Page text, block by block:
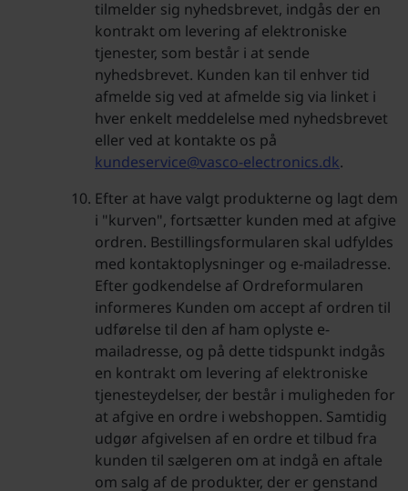
tilmelder sig nyhedsbrevet, indgås der en
kontrakt om levering af elektroniske
tjenester, som består i at sende
nyhedsbrevet. Kunden kan til enhver tid
afmelde sig ved at afmelde sig via linket i
hver enkelt meddelelse med nyhedsbrevet
eller ved at kontakte os på
kundeservice@vasco-electronics.dk.
Efter at have valgt produkterne og lagt dem
i "kurven", fortsætter kunden med at afgive
ordren. Bestillingsformularen skal udfyldes
med kontaktoplysninger og e-mailadresse.
Efter godkendelse af Ordreformularen
informeres Kunden om accept af ordren til
udførelse til den af ham oplyste e-
mailadresse, og på dette tidspunkt indgås
en kontrakt om levering af elektroniske
tjenesteydelser, der består i muligheden for
at afgive en ordre i webshoppen. Samtidig
udgør afgivelsen af en ordre et tilbud fra
kunden til sælgeren om at indgå en aftale
om salg af de produkter, der er genstand